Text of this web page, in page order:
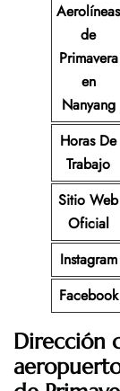
Aerolíneas
de
Primavera
en
Nanyang
Horas De
Trabajo
Sitio Web
Oficial
Instagram
Facebook
Dirección